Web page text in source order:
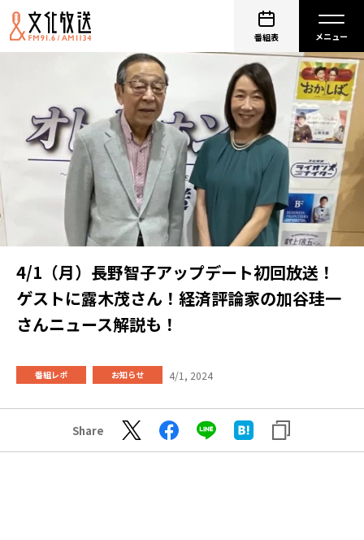
番組表
4/1（月）長野智子アップデート初回放送！
ゲストに露木茂さん！経済評論家の加谷珪一
さんニュース解説も！
番組レポ お知らせ 4/1, 2024
Share